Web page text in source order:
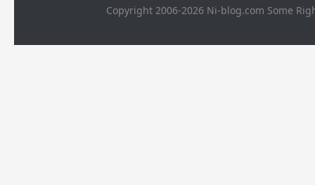
Copyright 2006-2026 Ni-blog.com Some